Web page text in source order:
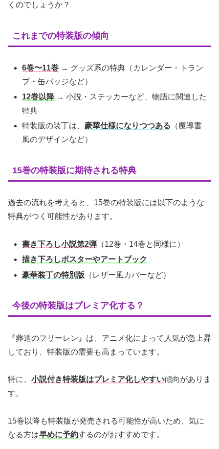
くのでしょうか？
これまでの特装版の傾向
6巻〜11巻 → グッズ系の特典（カレンダー・トラン
プ・缶バッジなど）
12巻以降 → 小説・ステッカーなど、物語に関連した
特典
特装版の装丁は、豪華仕様になりつつある （魔導書
風のデザインなど）
15巻の特装版に期待される特典
過去の流れを考えると、15巻の特装版には以下のような
特典がつく可能性があります。
書き下ろし小説第2弾 （12巻・14巻と同様に）
描き下ろしポスターやアートブック
豪華装丁の特別版 （レザー風カバーなど）
今後の特装版はプレミア化する？
『葬送のフリーレン』は、アニメ化によって人気が急上昇
しており、特装版の需要も高まっています。
特に、 小説付き特装版はプレミア化しやすい傾向がありま
す。
15巻以降も特装版が発売される可能性が高いため、気に
なる方は早めに予約するのがおすすめです。